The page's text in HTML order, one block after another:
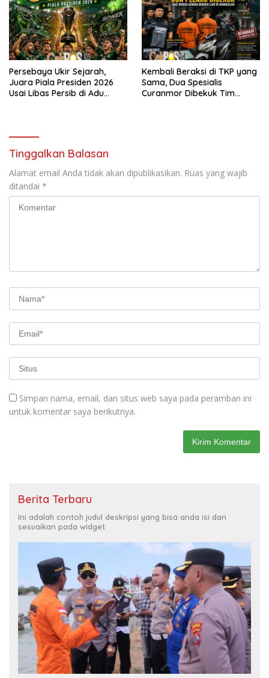
Persebaya Ukir Sejarah,
Juara Piala Presiden 2026
Usai Libas Persib di Adu
Kembali Beraksi di TKP yang
Sama, Dua Spesialis
Curanmor Dibekuk Tim
Tinggalkan Balasan
Alamat email Anda tidak akan dipublikasikan. Ruas yang wajib
ditandai *
Simpan nama, email, dan situs web saya pada peramban ini
untuk komentar saya berikutnya.
Berita Terbaru
Ini adalah contoh judul deskripsi yang bisa anda isi dan
sesuaikan pada widget